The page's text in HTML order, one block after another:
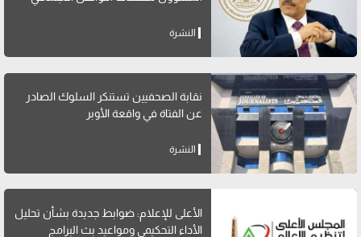
النشرة
نقابة الصحفيين تستنكر السلوك الصادر
عن الفتاة في واقعة الأوبر
النشرة
الأعلى للإعلام: ضوابط جديدة بشأن تحليل
الأداء التحكيمي ومواعيد بث البرامج